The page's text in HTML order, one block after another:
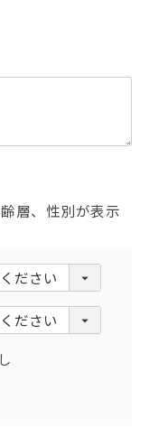
層、性別が表示